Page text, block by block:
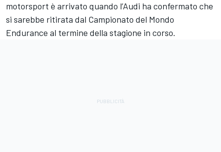
motorsport è arrivato quando l’Audi ha confermato che
si sarebbe ritirata dal Campionato del Mondo
Endurance al termine della stagione in corso.